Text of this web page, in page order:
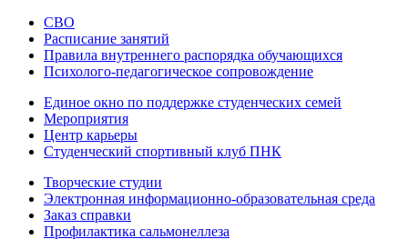
СВО
Расписание занятий
Правила внутреннего распорядка обучающихся
Психолого-педагогическое сопровождение
Единое окно по поддержке студенческих семей
Мероприятия
Центр карьеры
Студенческий спортивный клуб ПНК
Творческие студии
Электронная информационно-образовательная среда
Заказ справки
Профилактика сальмонеллеза